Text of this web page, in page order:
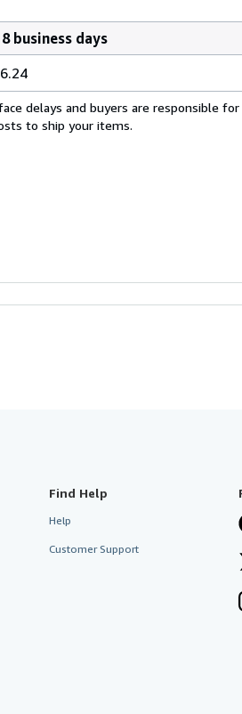
business days
delays and buyers are responsible for
to ship your items.
Find Help
Help
Customer Support